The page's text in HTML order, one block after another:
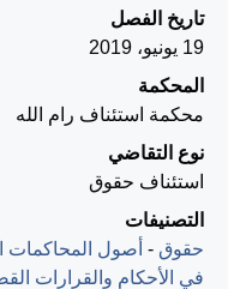
تاريخ الفصل
19 يونيو، 2019
المحكمة
محكمة استئناف رام الله
نوع التقاضي
استئناف حقوق
التصنيفات
حقوق - أصول المحاكمات
في الأحكام والقرارات